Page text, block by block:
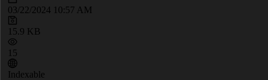
03/22/2024 10:57 AM
15.9 KB
15
Indexable